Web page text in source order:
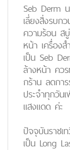
Seb Derm
เลี่ยงสิ่งรบก
ความร้อน ส
หน้า เครื่อง
เป็น Seb
ล้างหน้า คว
กร้าน ลดกา
ประจำทุกวัน
แสงแดด ค่ะ
ปัจจุบันราช
เป็น Long